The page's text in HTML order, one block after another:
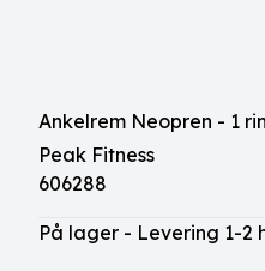
Ankelrem Neopren - 1
Peak Fitness
606288
På lager - Levering 1-2